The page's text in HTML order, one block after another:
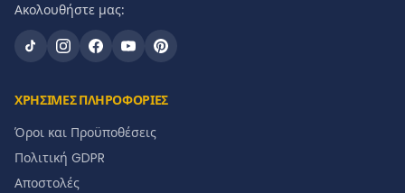
Ακολουθήστε μας:
ΧΡΗΣΙΜΕΣ ΠΛΗΡΟΦΟΡΙΕΣ
Όροι και Προϋποθέσεις
Πολιτική GDPR
Αποστολές